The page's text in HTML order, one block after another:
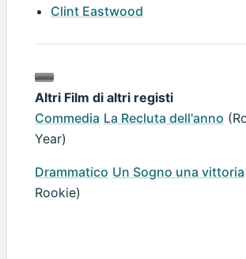
Clint Eastwood
Altri Film di altri registi
Commedia La Recluta dell'anno
Year)
Drammatico Un Sogno una vittoria
Rookie)